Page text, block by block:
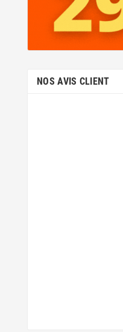
NOS AVIS CLIENT